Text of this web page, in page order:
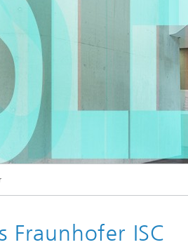
Fraunhofer ISC